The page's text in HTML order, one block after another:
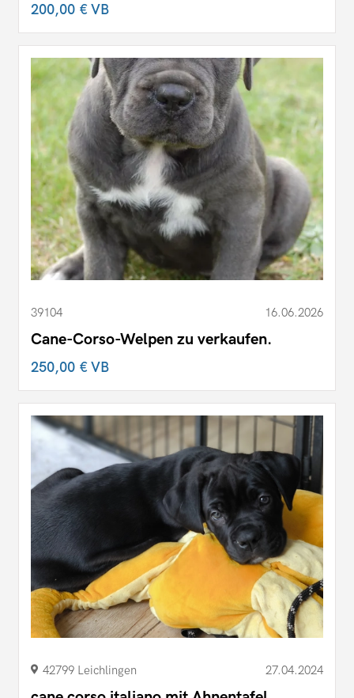
200,00 €VB
39104 16.06.2026
Cane-Corso-Welpen zu verkaufen.
250,00 €VB
42799 Leichlingen 27.04.2024